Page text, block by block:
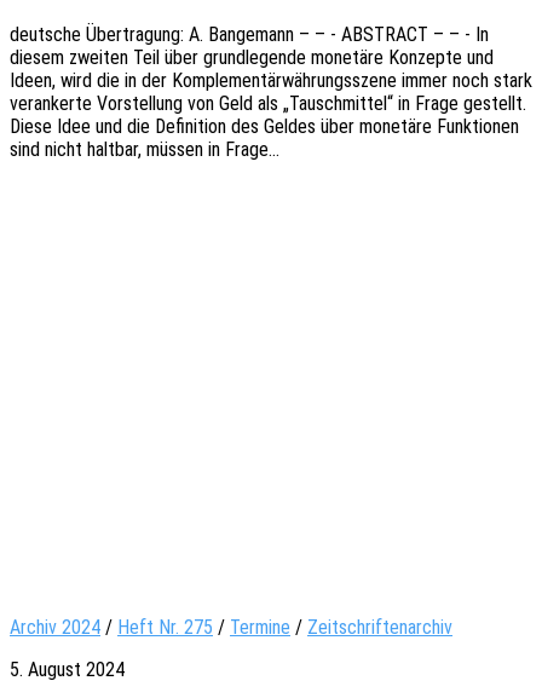
deut­sche Über­tra­gung: A. Bange­mann – – - ABSTRACT – – - In
diesem zwei­ten Teil über grund­le­gen­de mone­tä­re Konzep­te und
Ideen, wird die in der Komple­men­tär­wäh­rungs­sze­ne immer noch stark
veran­ker­te Vorstel­lung von Geld als „Tausch­mit­tel“ in Frage gestellt.
Diese Idee und die Defi­ni­ti­on des Geldes über mone­tä­re Funk­tio­nen
sind nicht halt­bar, müssen in Frage…
Archiv 2024 / Heft Nr. 275 / Termine / Zeitschriftenarchiv
5. August 2024